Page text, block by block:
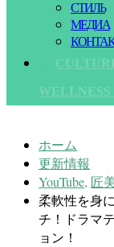
СТИЛЬ
МЕДИА
ホーム
更新情報
YouTube, 匠
柔軟性を身
チ！ドラマ
ョン！